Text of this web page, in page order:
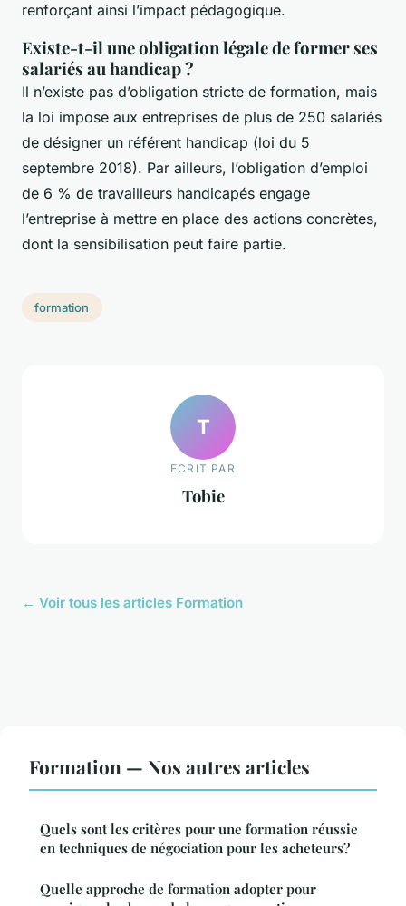
renforçant ainsi l’impact pédagogique.
Existe-t-il une obligation légale de former ses
salariés au handicap ?
Il n’existe pas d’obligation stricte de formation, mais
la loi impose aux entreprises de plus de 250 salariés
de désigner un référent handicap (loi du 5
septembre 2018). Par ailleurs, l’obligation d’emploi
de 6 % de travailleurs handicapés engage
l’entreprise à mettre en place des actions concrètes,
dont la sensibilisation peut faire partie.
formation
T
ECRIT PAR
Tobie
← Voir tous les articles Formation
Formation — Nos autres articles
Quels sont les critères pour une formation réussie
en techniques de négociation pour les acheteurs?
Quelle approche de formation adopter pour